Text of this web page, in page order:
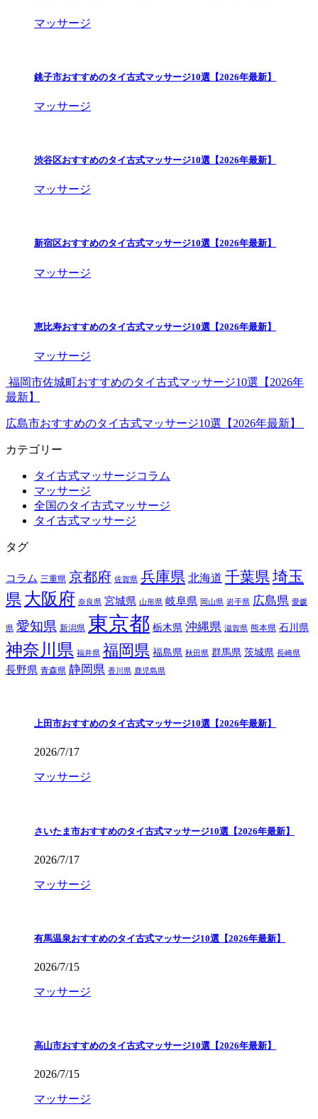
マッサージ
銚子市おすすめのタイ古式マッサージ10選【2026年最新】
マッサージ
渋谷区おすすめのタイ古式マッサージ10選【2026年最新】
マッサージ
新宿区おすすめのタイ古式マッサージ10選【2026年最新】
マッサージ
恵比寿おすすめのタイ古式マッサージ10選【2026年最新】
マッサージ
福岡市佐城町おすすめのタイ古式マッサージ10選【2026年
最新】
広島市おすすめのタイ古式マッサージ10選【2026年最新】
カテゴリー
タイ古式マッサージコラム
マッサージ
全国のタイ古式マッサージ
タイ古式マッサージ
タグ
コラム 三重県 京都府 佐賀県 兵庫県 北海道 千葉県埼玉
県 大阪府 奈良県 宮城県 山形県 岐阜県 岡山県 岩手県 広島県 愛媛
県 愛知県 新潟県 東京都 栃木県 沖縄県 滋賀県 熊本県 石川県
神奈川県 福井県 福岡県 福島県 秋田県 群馬県 茨城県 長崎県
長野県 青森県 静岡県 香川県 鹿児島県
上田市おすすめのタイ古式マッサージ10選【2026年最新】
2026/7/17
マッサージ
さいたま市おすすめのタイ古式マッサージ10選【2026年最新】
2026/7/17
マッサージ
有馬温泉おすすめのタイ古式マッサージ10選【2026年最新】
2026/7/15
マッサージ
高山市おすすめのタイ古式マッサージ10選【2026年最新】
2026/7/15
マッサージ